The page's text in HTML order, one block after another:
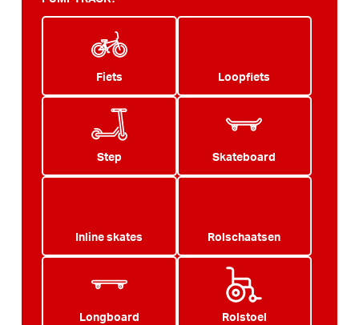
Fiets Loopfiets
Step Skateboard
Inline skates Rolschaatsen
Longboard Rolstoel